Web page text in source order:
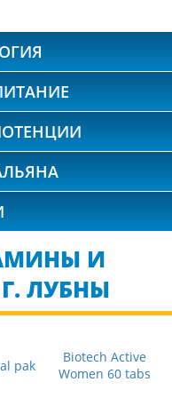
И
ЛУБНЫ
pak
Biotech Active
Women 60 tabs